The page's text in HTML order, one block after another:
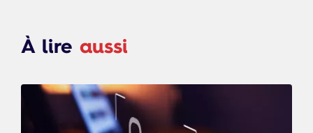
À lire aussi